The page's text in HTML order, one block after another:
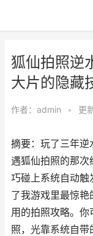
狐仙拍照逆
大片的隐藏
作者： admin • 更
摘要：玩了三年逆
遇狐仙拍照的那次
巧碰上系统自动触
了我游戏里最惊
用的拍照攻略。
照，光靠系统自